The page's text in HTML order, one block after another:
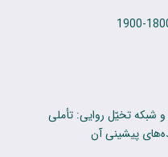
و شبکه تخیّل روایی: تأملی
پیشینی آن